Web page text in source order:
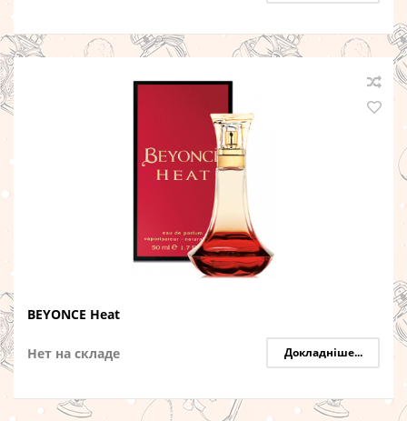
BEYONCE Heat
Нет на складе Докладніше...